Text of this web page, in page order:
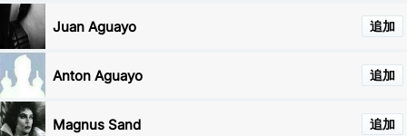
追加
Juan Aguayo
追加
Anton Aguayo
追加
Magnus Sand